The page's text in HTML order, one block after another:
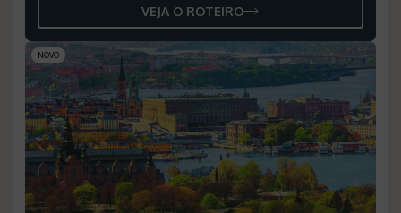
VEJA O ROTEIRO
NOVO